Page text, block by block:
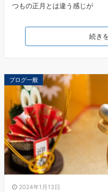
つもの正月とは違う感じが
続き
ブログ一般
2024年1月13日